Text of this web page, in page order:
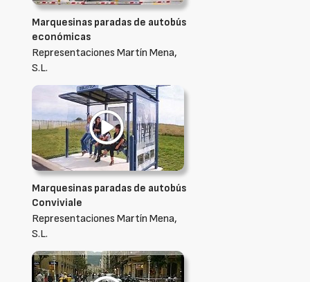
Marquesinas paradas de autobús
económicas
Representaciones Martín Mena,
S.L.
Marquesinas paradas de autobús
Conviviale
Representaciones Martín Mena,
S.L.